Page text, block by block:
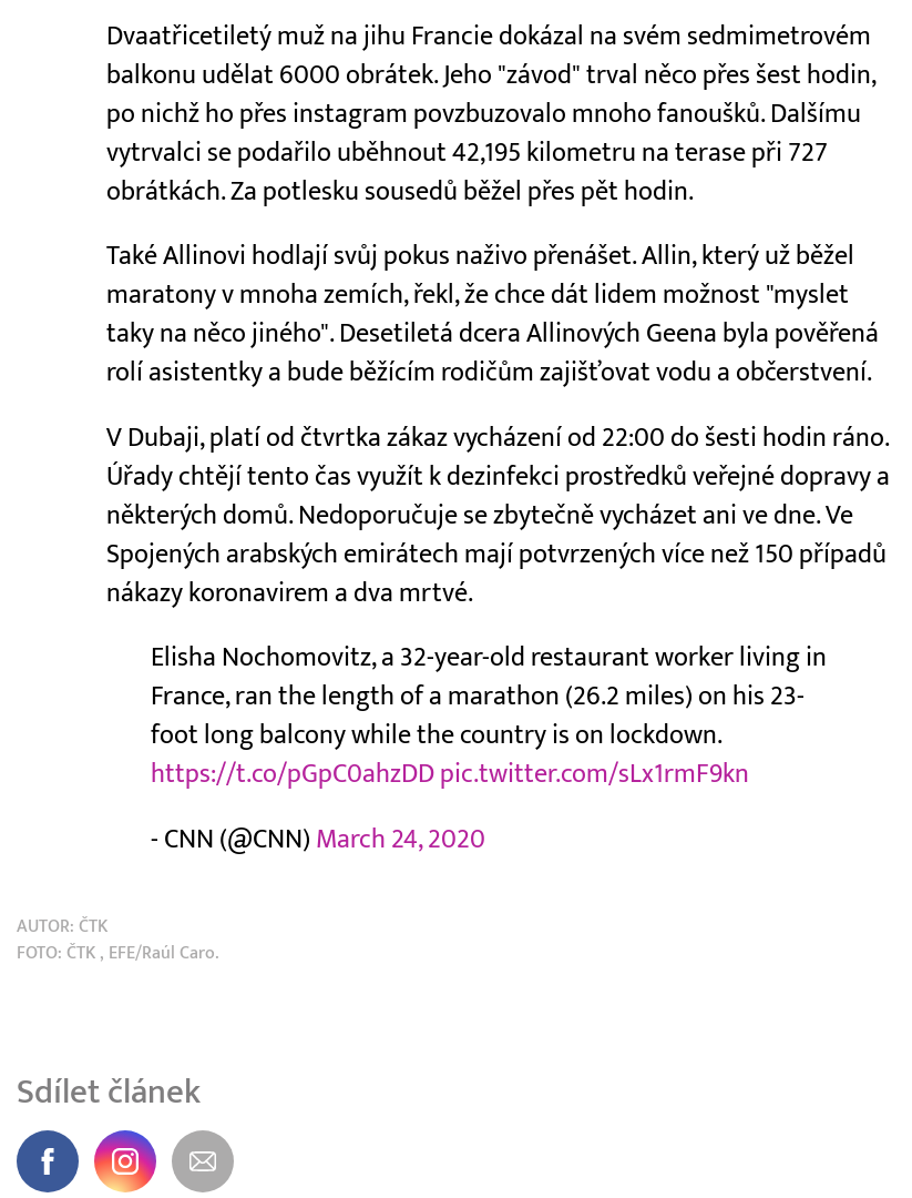
Dvaatřicetiletý muž na jihu Francie dokázal na svém sedmimetrovém
balkonu udělat 6000 obrátek. Jeho "závod" trval něco přes šest hodin,
po nichž ho přes instagram povzbuzovalo mnoho fanoušků. Dalšímu
vytrvalci se podařilo uběhnout 42,195 kilometru na terase při 727
obrátkách. Za potlesku sousedů běžel přes pět hodin.
Také Allinovi hodlají svůj pokus naživo přenášet. Allin, který už běžel
maratony v mnoha zemích, řekl, že chce dát lidem možnost "myslet
taky na něco jiného". Desetiletá dcera Allinových Geena byla pověřená
rolí asistentky a bude běžícím rodičům zajišťovat vodu a občerstvení.
V Dubaji, platí od čtvrtka zákaz vycházení od 22:00 do šesti hodin ráno.
Úřady chtějí tento čas využít k dezinfekci prostředků veřejné dopravy a
některých domů. Nedoporučuje se zbytečně vycházet ani ve dne. Ve
Spojených arabských emirátech mají potvrzených více než 150 případů
nákazy koronavirem a dva mrtvé.
Elisha Nochomovitz, a 32-year-old restaurant worker living in
France, ran the length of a marathon (26.2 miles) on his 23-
foot long balcony while the country is on lockdown.
https://t.co/pGpC0ahzDD pic.twitter.com/sLx1rmF9kn
- CNN (@CNN) March 24, 2020
AUTOR: ČTK
FOTO: ČTK , EFE/Raúl Caro.
Sdílet článek